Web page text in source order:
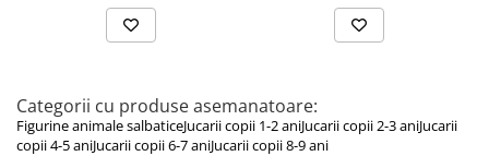
Categorii cu produse asemanatoare:
Figurine animale salbaticeJucarii copii 1-2 aniJucarii copii 2-3 aniJucarii
copii 4-5 aniJucarii copii 6-7 aniJucarii copii 8-9 ani